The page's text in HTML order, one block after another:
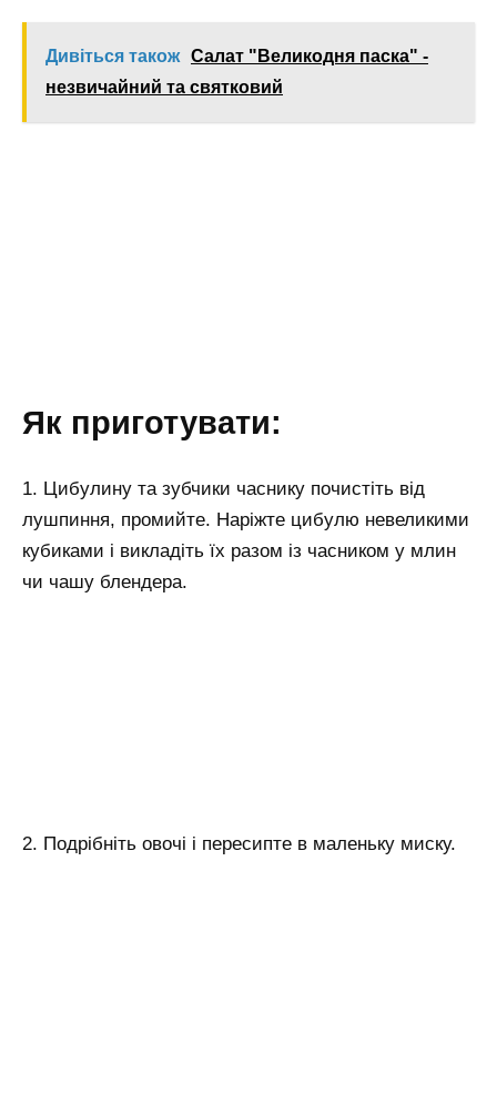
Дивіться також Салат "Великодня паска" -
незвичайний та святковий
Як приготувати:
1. Цибулину та зубчики часнику почистіть від
лушпиння, промийте. Наріжте цибулю невеликими
кубиками і викладіть їх разом із часником у млин
чи чашу блендера.
2. Подрібніть овочі і пересипте в маленьку миску.